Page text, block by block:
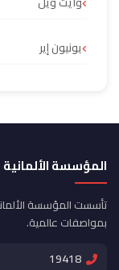
يونيون إير
المؤسسة الألمانية
تأسست المؤسسة
بمواصفات عالمية.
19418